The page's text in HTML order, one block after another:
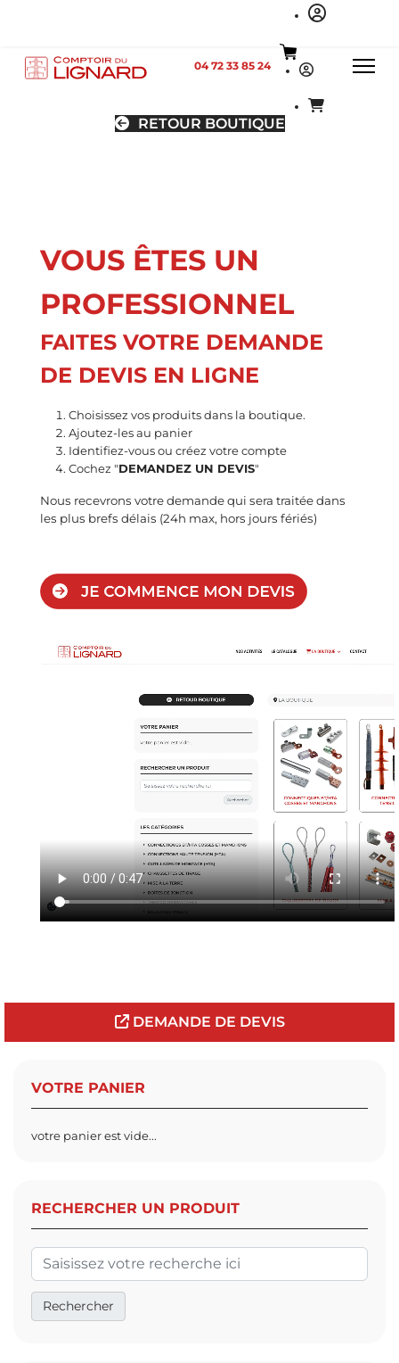
04 72 33 85 24
RETOUR BOUTIQUE
VOUS ÊTES UN
PROFESSIONNEL
FAITES VOTRE DEMANDE
DE DEVIS EN LIGNE
Choisissez vos produits dans la boutique.
Ajoutez-les au panier
Identifiez-vous ou créez votre compte
Cochez "DEMANDEZ UN DEVIS"
Nous recevrons votre demande qui sera traitée dans
les plus brefs délais (24h max, hors jours fériés)
DEMANDE DE DEVIS
VOTRE PANIER
votre panier est vide...
RECHERCHER UN PRODUIT